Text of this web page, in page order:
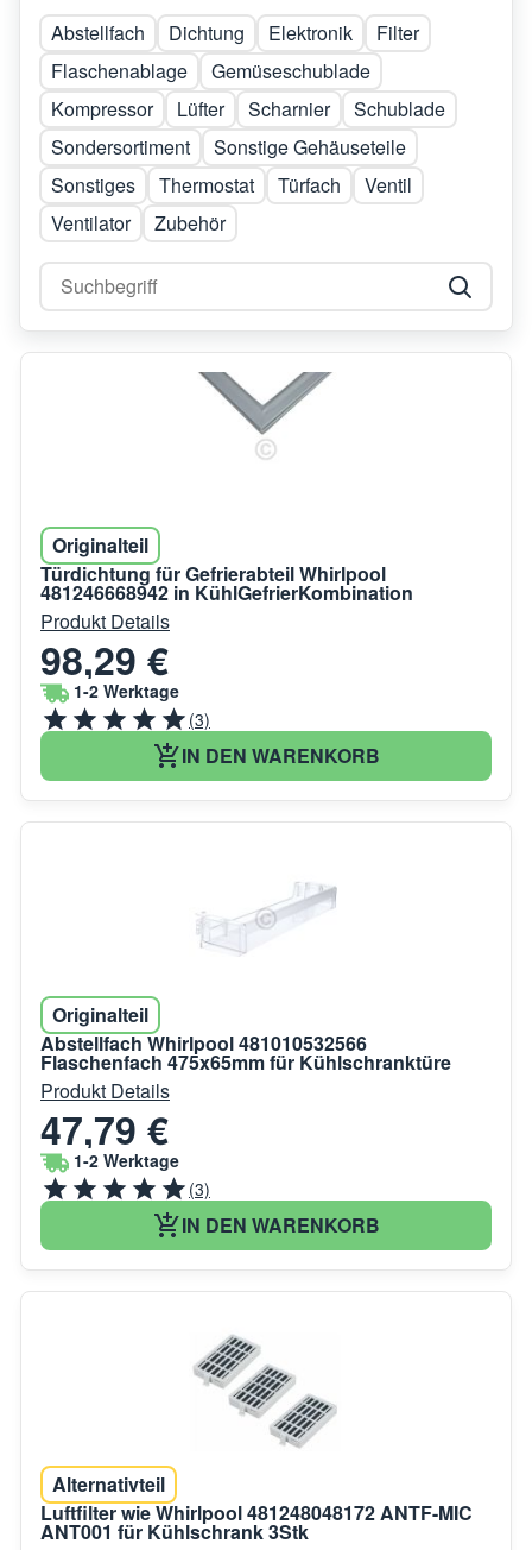
Abstellfach
Dichtung Elektronik
Filter
Flaschenablage
Gemüseschublade
Kompressor
Lüfter Scharnier
Schublade
Sondersortiment
Sonstige Gehäuseteile
Sonstiges
Thermostat Türfach
Ventil
Ventilator
Zubehör
Originalteil
Türdichtung für Gefrierabteil Whirlpool
481246668942 in KühlGefrierKombination
Produkt Details
98,29 €
1-2 Werktage
(3)
IN DEN WARENKORB
Originalteil
Abstellfach Whirlpool 481010532566
Flaschenfach 475x65mm für Kühlschranktüre
Produkt Details
47,79 €
1-2 Werktage
(3)
IN DEN WARENKORB
Alternativteil
Luftfilter wie Whirlpool 481248048172 ANTF-MIC
ANT001 für Kühlschrank 3Stk